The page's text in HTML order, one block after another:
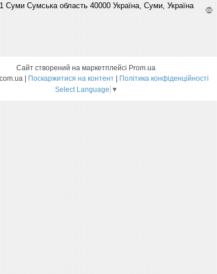
Суми Сумська область 40000 Україна, Суми, Україна
Сайт створений на маркетплейсі Prom.ua
Поскаржитися на контент
Політика конфіденційності
Select Language ▼